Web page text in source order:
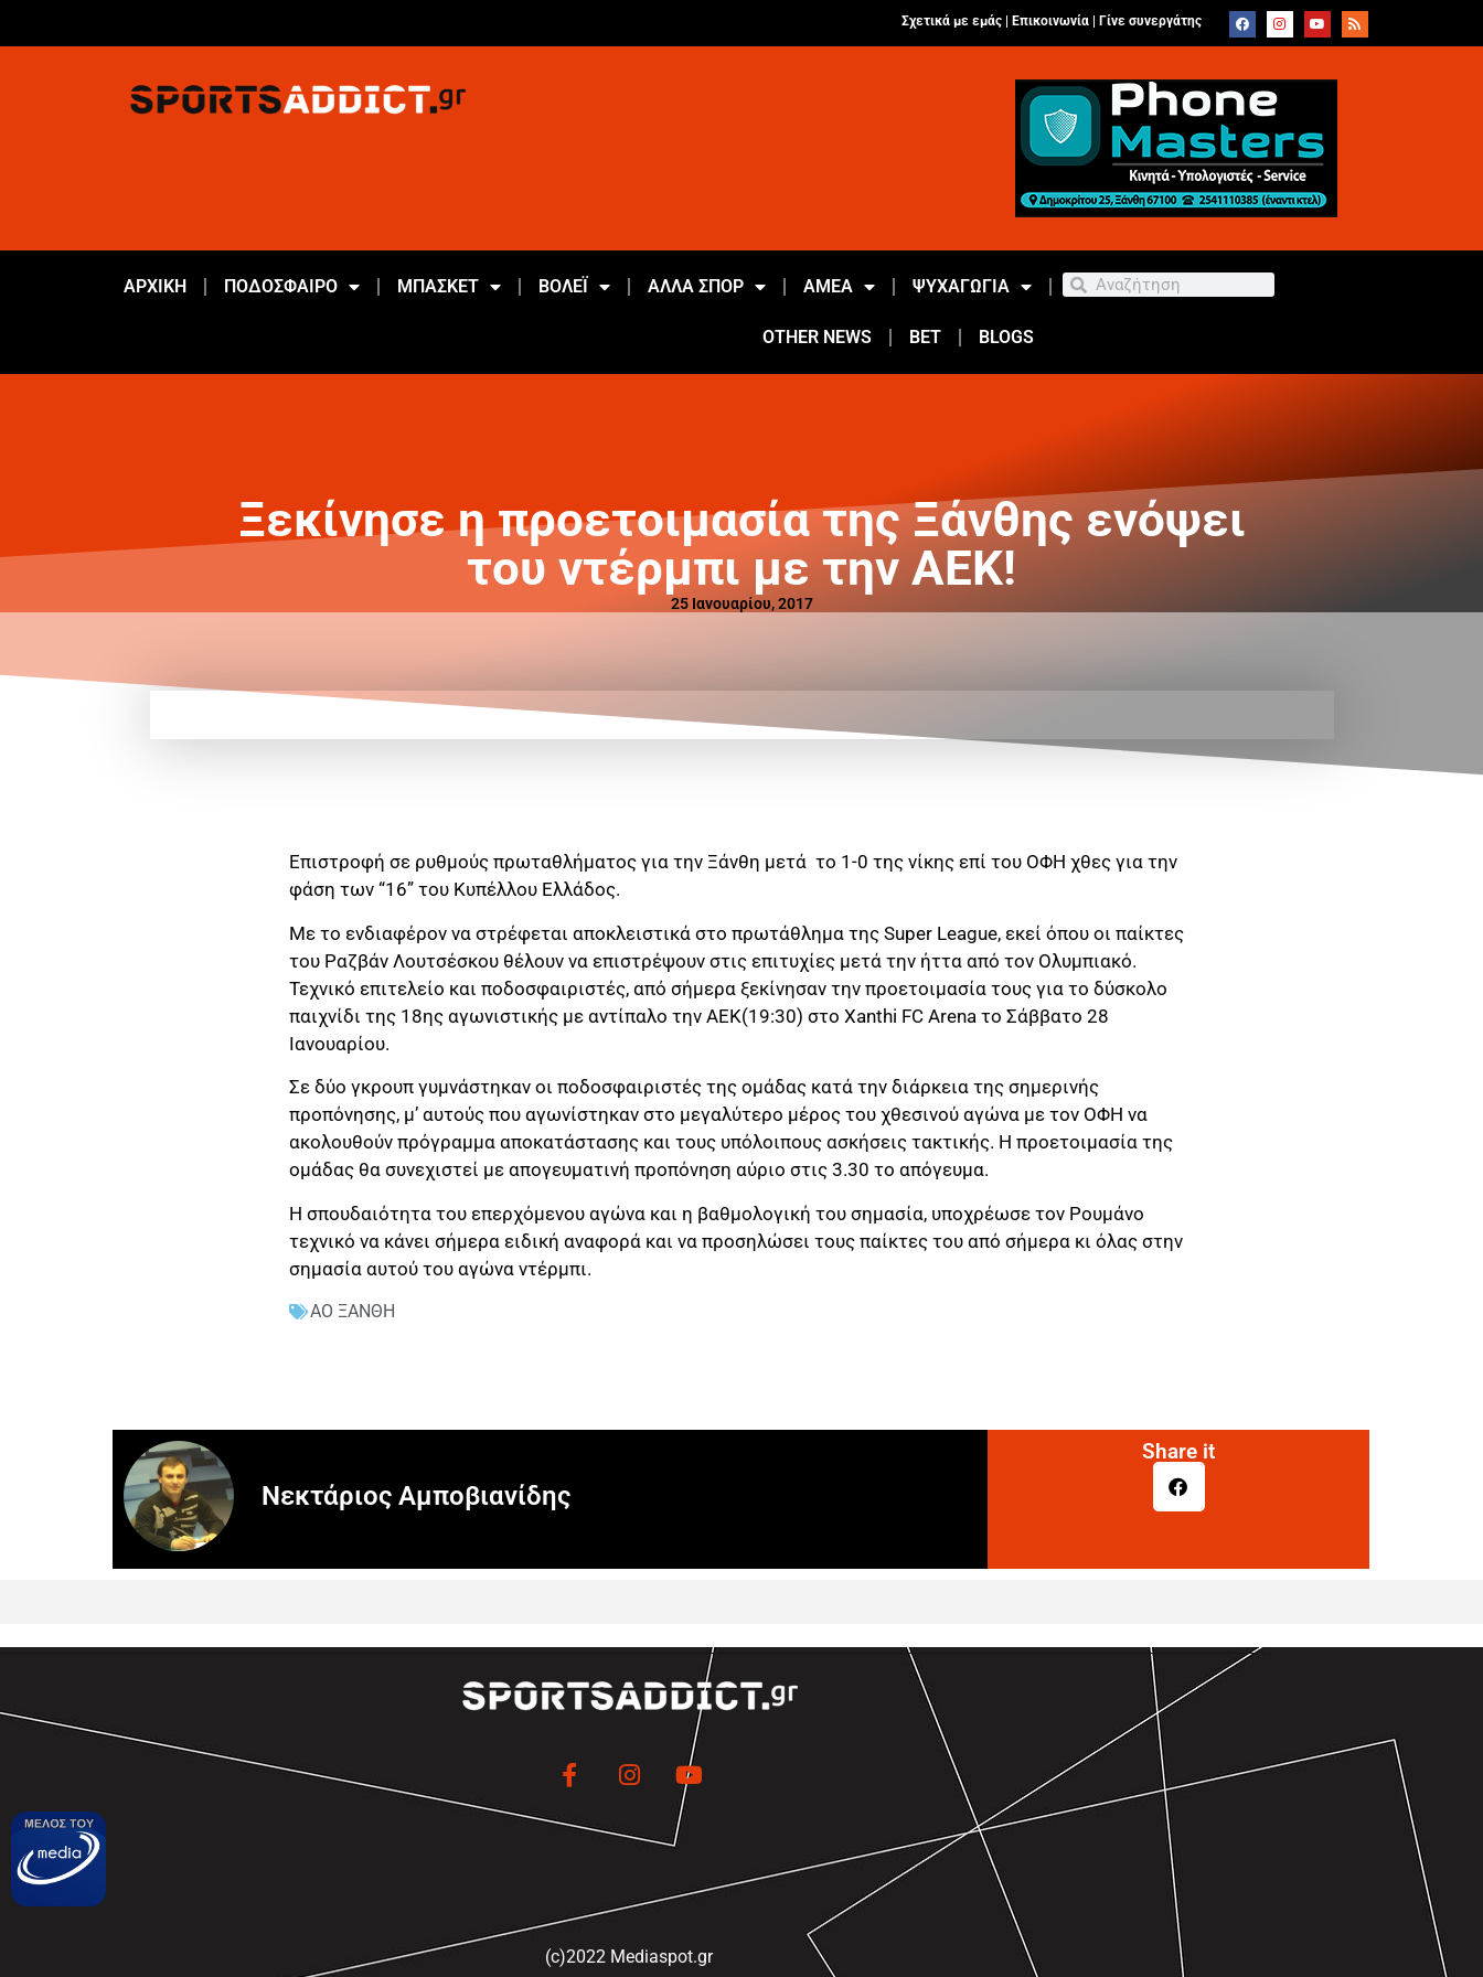
Σχετικά με εμάς | Επικοινωνία Γίνε συνεργάτης
ΑΡΧΙΚΗ ΠΟΔΟΣΦΑΙΡΟ ΜΠΑΣΚΕΤ ΒΟΛΕΪ ΑΛΛΑ ΣΠΟΡ ΑΜΕΑ ΨΥΧΑΓΩΓΙΑ
OTHER NEWS BET BLOGS
Ξεκίνησε η προετοιμασία της Ξάνθης ενόψει
του ντέρμπι με την ΑΕΚ!
25 Ιανουαρίου, 2017
Επιστροφή σε ρυθμούς πρωταθλήματος για την Ξάνθη μετά το 1-0 της νίκης επί του ΟΦΗ χθες για την
φάση των “16” του Κυπέλλου Ελλάδος.
Με το ενδιαφέρον να στρέφεται αποκλειστικά στο πρωτάθλημα της Super League, εκεί όπου οι παίκτες
του Ραζβάν Λουτσέσκου θέλουν να επιστρέψουν στις επιτυχίες μετά την ήττα από τον Ολυμπιακό.
Τεχνικό επιτελείο και ποδοσφαιριστές, από σήμερα ξεκίνησαν την προετοιμασία τους για το δύσκολο
παιχνίδι της 18ης αγωνιστικής με αντίπαλο την ΑΕΚ(19:30) στο Xanthi FC Arena το Σάββατο 28
Ιανουαρίου.
Σε δύο γκρουπ γυμνάστηκαν οι ποδοσφαιριστές της ομάδας κατά την διάρκεια της σημερινής
προπόνησης, μ’ αυτούς που αγωνίστηκαν στο μεγαλύτερο μέρος του χθεσινού αγώνα με τον ΟΦΗ να
ακολουθούν πρόγραμμα αποκατάστασης και τους υπόλοιπους ασκήσεις τακτικής. Η προετοιμασία της
ομάδας θα συνεχιστεί με απογευματινή προπόνηση αύριο στις 3.30 το απόγευμα.
Η σπουδαιότητα του επερχόμενου αγώνα και η βαθμολογική του σημασία, υποχρέωσε τον Ρουμάνο
τεχνικό να κάνει σήμερα ειδική αναφορά και να προσηλώσει τους παίκτες του από σήμερα κι όλας στην
σημασία αυτού του αγώνα ντέρμπι.
ΑΟ ΞΑΝΘΗ
Νεκτάριος Αμποβιανίδης
Share it
(c)2022 Mediaspot.gr